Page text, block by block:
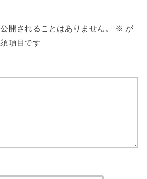
開されることはありません。 ※ が
項目です